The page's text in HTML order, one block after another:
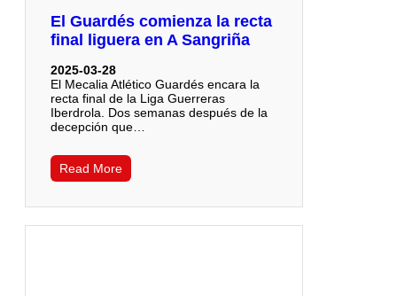
El Guardés comienza la recta
final liguera en A Sangriña
2025-03-28
El Mecalia Atlético Guardés encara la
recta final de la Liga Guerreras
Iberdrola. Dos semanas después de la
decepción que…
Read More